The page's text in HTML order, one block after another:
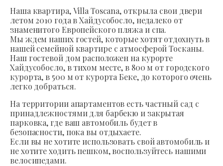
Наша квартира, Villa Toscana, открыла свои двери
летом 2010 года в Хайдусобосло, недалеко от
знаменитого Европейского пляжа и спа.
Мы ждем наших гостей, которые хотят отдохнуть в
нашей семейной квартире с атмосферой Тосканы.
Наш гостевой дом расположен на курорте
Хайдусобосло, в тихом месте, в 800 м от городского
курорта, в 500 м от курорта Беке, до которого очень
легко добраться.
На территории апартаментов есть частный сад с
принадлежностями для барбекю и закрытая
парковка, где ваш автомобиль будет в
безопасности, пока вы отдыхаете.
Если вы не хотите использовать свой автомобиль и
не хотите ходить пешком, воспользуйтесь нашими
велосипедами.